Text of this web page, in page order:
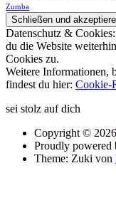
Zumba
Datenschutz &
du die Website
Cookies zu.
Weitere Informationen,
findest du hier: Cookie-
sei stolz auf dich
Copyright © 2026
Proudly powered
Theme: Zuki von